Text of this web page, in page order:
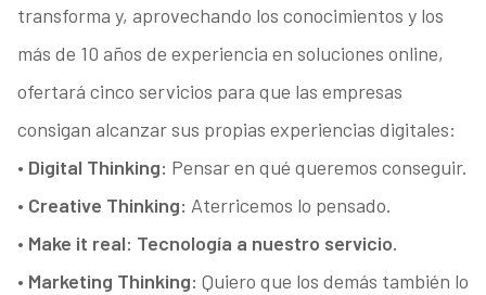
transforma y, aprovechando los conocimientos y los
más de 10 años de experiencia en soluciones online,
ofertará cinco servicios para que las empresas
consigan alcanzar sus propias experiencias digitales:
• Digital Thinking: Pensar en qué queremos conseguir.
• Creative Thinking: Aterricemos lo pensado.
• Make it real: Tecnología a nuestro servicio.
• Marketing Thinking: Quiero que los demás también lo